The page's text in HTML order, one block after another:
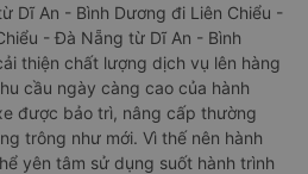
Dĩ An - Bình Dương đi Liên Chiểu -
- Đà Nẵng từ Dĩ An - Bình
thiện chất lượng dịch vụ lên hàng
cầu ngày càng cao của hành
được bảo trì, nâng cấp thường
trông như mới. Vì thế nên hành
yên tâm sử dụng suốt hành trình